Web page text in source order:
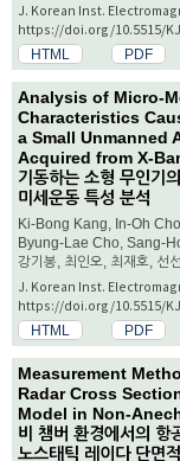
J. Korean Inst.
https://doi.org/10.5515/
HTML PDF
Analysis of Micro-
Characteristics
a Small Unmanned
Acquired from X-
기동하는 소형 무인기
미세운동 특성 분석
Ki-Bong Kang, In-Oh
Byung-Lae Cho, Sang-
강기봉, 최인오, 최재호, 선
J. Korean Inst.
https://doi.org/10.5515/
HTML PDF
Measurement
Radar Cross
Model in Non-
비 챔버 환경에서의 항
노스태틱 레이다 단면